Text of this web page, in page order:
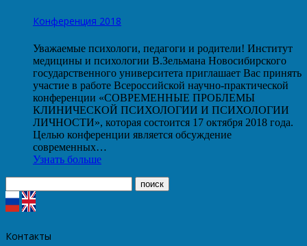
Конференция 2018
Уважаемые психологи, педагоги и родители! Институт
медицины и психологии В.Зельмана Новосибирского
государственного университета приглашает Вас принять
участие в работе Всероссийской научно-практической
конференции «СОВРЕМЕННЫЕ ПРОБЛЕМЫ
КЛИНИЧЕСКОЙ ПСИХОЛОГИИ И ПСИХОЛОГИИ
ЛИЧНОСТИ», которая состоится 17 октября 2018 года.
Целью конференции является обсуждение
современных…
Узнать больше
Контакты